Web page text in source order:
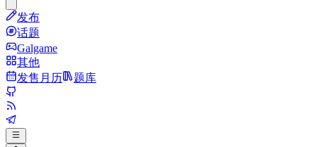
发布
话题
Galgame
其他
发售月历
题库